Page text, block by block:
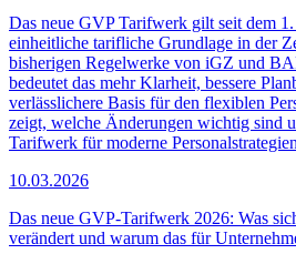
Das neue GVP Tarifwerk gilt seit dem 1.
einheitliche tarifliche Grundlage in der
bisherigen Regelwerke von iGZ und
bedeutet das mehr Klarheit, bessere
verlässlichere Basis für den flexiblen
zeigt, welche Änderungen wichtig sind
Tarifwerk für moderne
10.03.2026
Das neue GVP-Tarifwerk 2026: Was
verändert und warum das für